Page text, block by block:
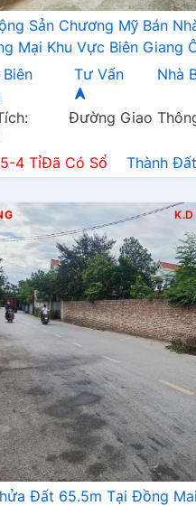
Sản Chương Mỹ Bán
Mại Khu Vực Biên Giang
Gần Trục Chính Kinh
Biên
Tư Vấn
Nhà
Đường Giao
4 TỉĐã Có Sổ Thành
K.D
Đất 65.5m Tại Đồng